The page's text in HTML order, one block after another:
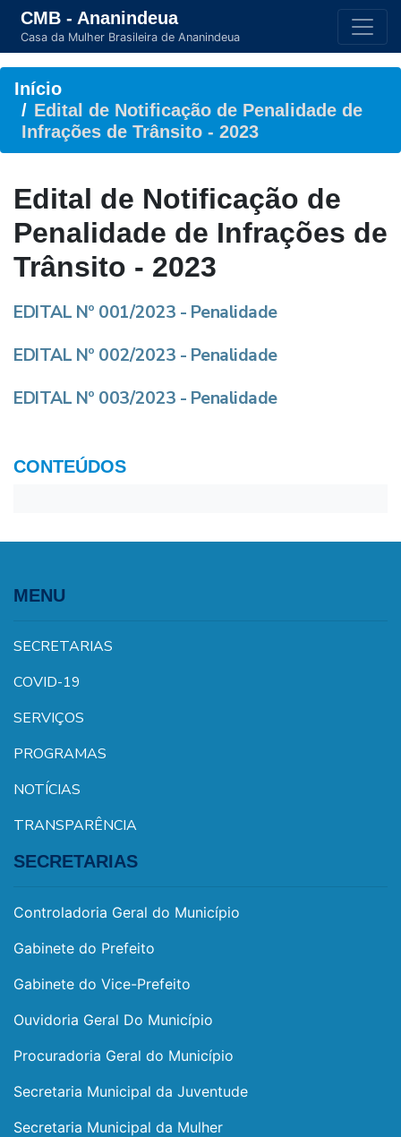
CMB - Ananindeua
Casa da Mulher Brasileira de Ananindeua
Início
Edital de Notificação de Penalidade de
Infrações de Trânsito - 2023
Edital de Notificação de
Penalidade de Infrações de
Trânsito - 2023
EDITAL Nº 001/2023 - Penalidade
EDITAL Nº 002/2023 - Penalidade
EDITAL Nº 003/2023 - Penalidade
CONTEÚDOS
MENU
SECRETARIAS
COVID-19
SERVIÇOS
PROGRAMAS
NOTÍCIAS
TRANSPARÊNCIA
SECRETARIAS
Controladoria Geral do Município
Gabinete do Prefeito
Gabinete do Vice-Prefeito
Ouvidoria Geral Do Município
Procuradoria Geral do Município
Secretaria Municipal da Juventude
Secretaria Municipal da Mulher